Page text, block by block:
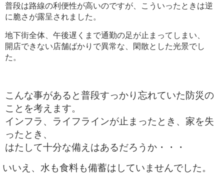
普段は路線の利便性が高いのですが、こういったときは逆
に脆さが露呈されました。
地下街全体、午後遅くまで通勤の足が止まってしまい、
開店できない店舗ばかりで異常な、閑散とした光景でし
た。
こんな事があると普段すっかり忘れていた防災の
ことを考えます。
インフラ、ライフラインが止まったとき、家を失
ったとき、
はたして十分な備えはあるだろうか・・・
いいえ、水も食料も備蓄はしていませんでした。